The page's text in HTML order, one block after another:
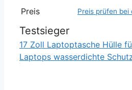
Preis Preis prüfen bei
Testsieger
17 Zoll Laptoptasche Hülle
Laptops wasserdichte